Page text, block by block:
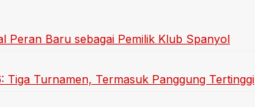
Peran Baru sebagai Pemilik Klub Spanyol
Turnamen, Termasuk Panggung Tertinggi